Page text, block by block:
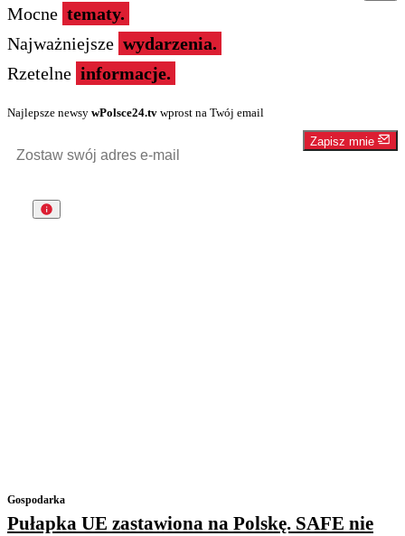
Mocne tematy.
Najważniejsze wydarzenia.
Rzetelne informacje.
Najlepsze newsy wPolsce24.tv wprost na Twój email
Zapisz mnie
Gospodarka
Pułapka UE zastawiona na Polskę. SAFE nie